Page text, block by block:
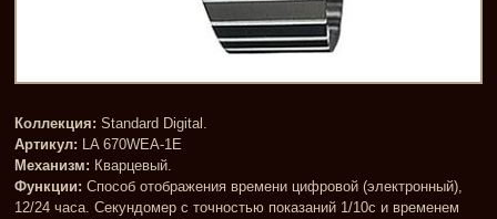
Коллекция: Standard Digital.
Артикул: LA 670WEA-1E
Механизм: Кварцевый.
Функции: Способ отображения времени цифровой (электронный),
12/24 часа. Секундомер с точностью показаний 1/10с и временем